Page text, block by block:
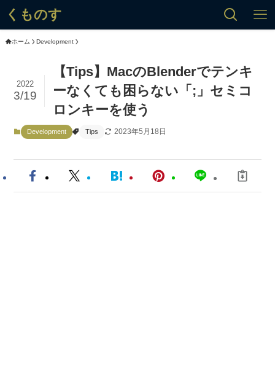
くものす
ホーム Development
【Tips】MacのBlenderでテンキ
ーなくても困らない「;」セミコ
ロンキーを使う
2022
3/19
Development Tips 2023年5月18日